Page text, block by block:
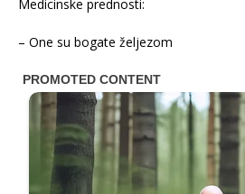
Medicinske prednosti:
– One su bogate željezom